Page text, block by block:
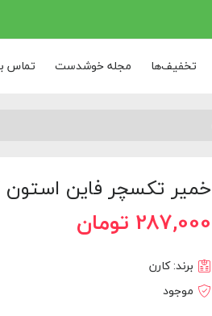
تخفیف‌ها مجله خوشدست تماس
خمیر تکسچر فاین
287,000 تومان
برند:کارن
موجود